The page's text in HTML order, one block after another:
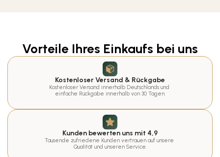
Vorteile Ihres Einkaufs bei uns
Kostenloser Versand & Rückgabe
Kostenloser Versand innerhalb Deutschlands und
einfache Rückgabe innerhalb von 30 Tagen.
Kunden bewerten uns mit 4,9
Tausende zufriedene Kunden vertrauen auf unsere
Qualität und unseren Service.